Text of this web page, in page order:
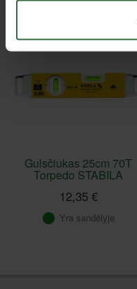
Gulsčiukas 25cm 70T
Torpedo STABILA
12,35 €
Yra sandėlyje